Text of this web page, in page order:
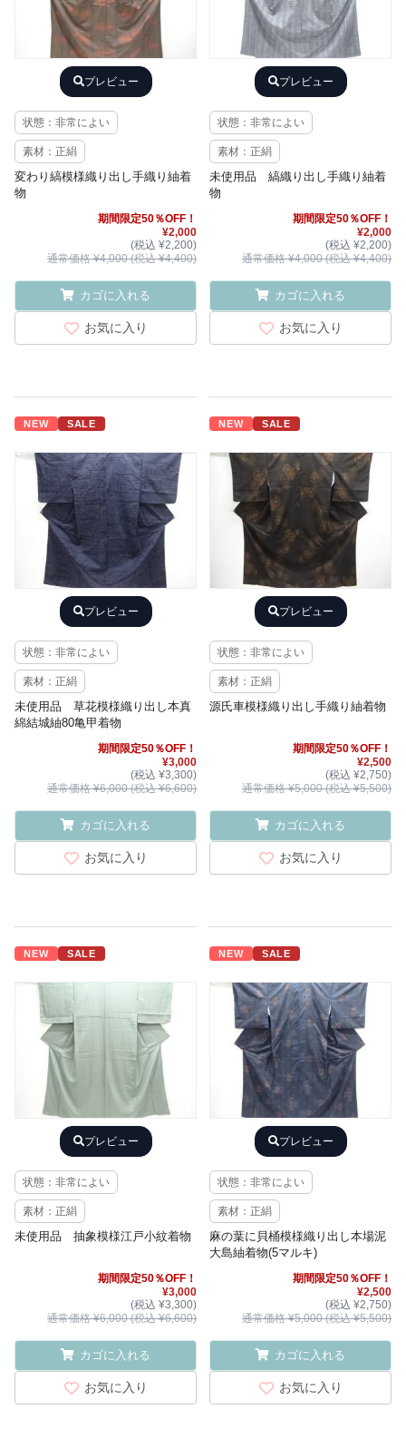
プレビュー
状態：非常によい
素材：正絹
変わり縞模様織り出し手織り紬着
物
期間限定50％OFF！
¥2,000
(税込 ¥2,200)
通常価格 ¥4,000 (税込 ¥4,400)
カゴに入れる
お気に入り
プレビュー
状態：非常によい
素材：正絹
未使用品 縞織り出し手織り紬着
物
期間限定50％OFF！
¥2,000
(税込 ¥2,200)
通常価格 ¥4,000 (税込 ¥4,400)
カゴに入れる
お気に入り
NEW SALE
プレビュー
状態：非常によい
素材：正絹
未使用品 草花模様織り出し本真
綿結城紬80亀甲着物
期間限定50％OFF！
¥3,000
(税込 ¥3,300)
通常価格 ¥6,000 (税込 ¥6,600)
カゴに入れる
お気に入り
NEW SALE
プレビュー
状態：非常によい
素材：正絹
源氏車模様織り出し手織り紬着物
期間限定50％OFF！
¥2,500
(税込 ¥2,750)
通常価格 ¥5,000 (税込 ¥5,500)
カゴに入れる
お気に入り
NEW SALE
プレビュー
状態：非常によい
素材：正絹
未使用品 抽象模様江戸小紋着物
期間限定50％OFF！
¥3,000
(税込 ¥3,300)
通常価格 ¥6,000 (税込 ¥6,600)
カゴに入れる
お気に入り
NEW SALE
プレビュー
状態：非常によい
素材：正絹
麻の葉に貝桶模様織り出し本場泥
大島紬着物(5マルキ)
期間限定50％OFF！
¥2,500
(税込 ¥2,750)
通常価格 ¥5,000 (税込 ¥5,500)
カゴに入れる
お気に入り